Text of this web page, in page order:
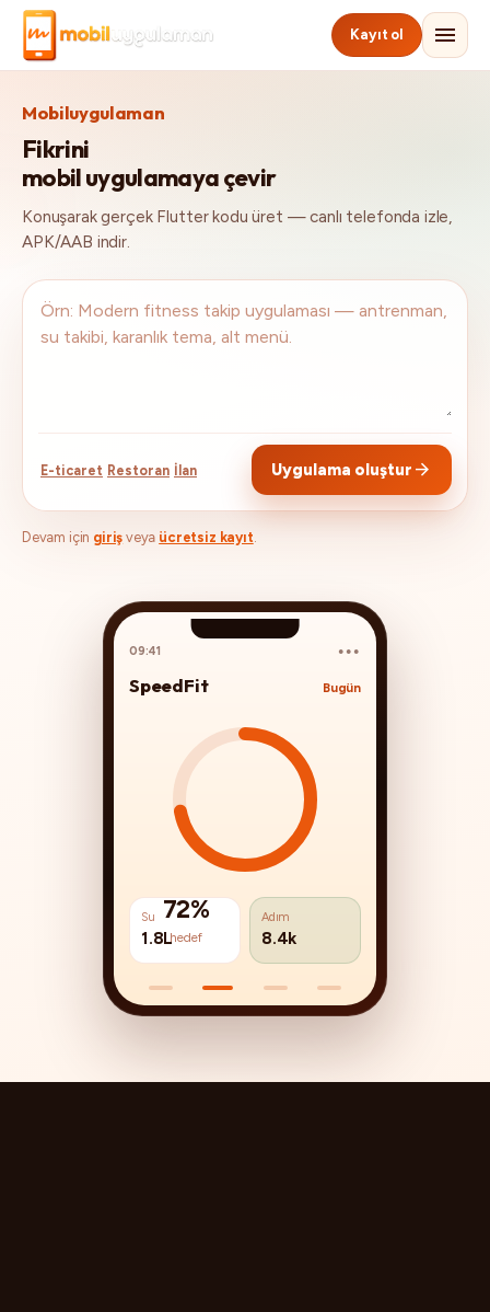
Kayıt ol menu
Mobiluygulaman
Fikrini
mobil uygulamaya çevir
Konuşarak gerçek Flutter kodu üret — canlı telefonda izle,
APK/AAB indir.
E-ticaret Restoran İlan Uygulama oluştur arrow_forward
Devam için giriş veya ücretsiz kayıt.
09:41
SpeedFit Bugün
72%
hedef
Su
1.8L
Adım
8.4k